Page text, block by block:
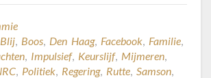
Blij, Boos, Den Haag, Facebook, Familie,
, Impulsief, Keurslijf, Mijmeren,
, Politiek, Regering, Rutte, Samson,